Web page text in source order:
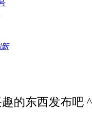
的东西发布吧